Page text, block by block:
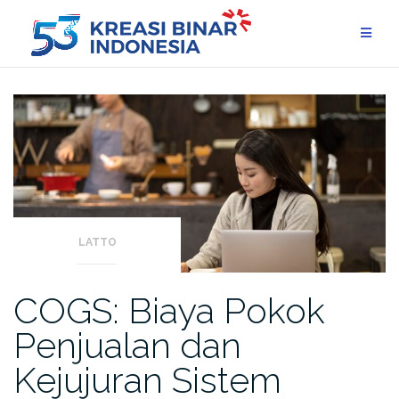
content
LATTO
COGS: Biaya Pokok
Penjualan dan
Kejujuran Sistem